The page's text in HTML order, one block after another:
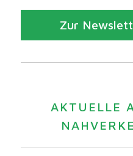
Zur
AKTUELLE